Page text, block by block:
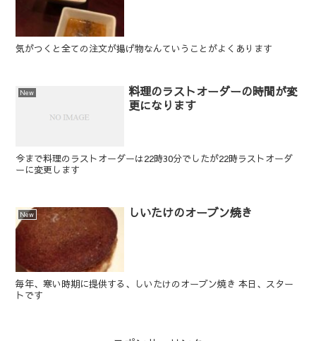
気がつくと全ての注文が揚げ物なんていうことがよくあります
New
料理のラストオーダーの時間が変
更になります
今まで料理のラストオーダーは22時30分でしたが22時ラストオーダ
ーに変更します
New しいたけのオーブン焼き
毎年、寒い時期に提供する、しいたけのオーブン焼き 本日、スター
トです